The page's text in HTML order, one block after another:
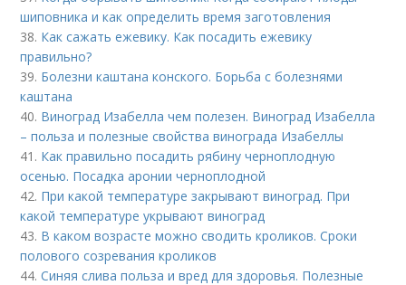
шиповника и как определить время заготовления
38. Как сажать ежевику. Как посадить ежевику
правильно?
39. Болезни каштана конского. Борьба с болезнями
каштана
40. Виноград Изабелла чем полезен. Виноград Изабелла
– польза и полезные свойства винограда Изабеллы
41. Как правильно посадить рябину черноплодную
осенью. Посадка аронии черноплодной
42. При какой температуре закрывают виноград. При
какой температуре укрывают виноград
43. В каком возрасте можно сводить кроликов. Сроки
полового созревания кроликов
44.Синяя слива польза и вред для здоровья. Полезные